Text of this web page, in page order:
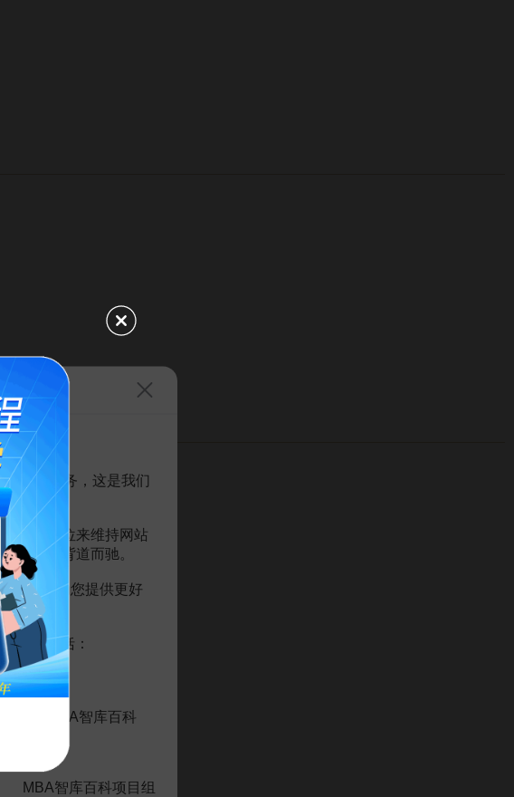
知识服务，这是我们
加广告位来维持网站
的初衷背道而驰。
，以便为您提供更好
益将包括：
加入MBA智库百科
MBA智库百科项目组